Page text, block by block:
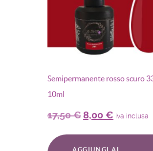
Semipermanente rosso scuro
10ml
17,50€ 8,00 € iva inclusa